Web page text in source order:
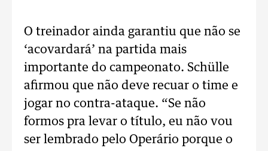
O treinador ainda garantiu que não se
‘acovardará’ na partida mais
importante do campeonato. Schülle
afirmou que não deve recuar o time e
jogar no contra-ataque. “Se não
formos pra levar o título, eu não vou
ser lembrado pelo Operário porque o